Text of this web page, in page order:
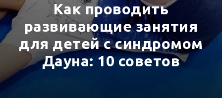
Как проводить
развивающие занятия
для детей с синдромом
Дауна: 10 советов